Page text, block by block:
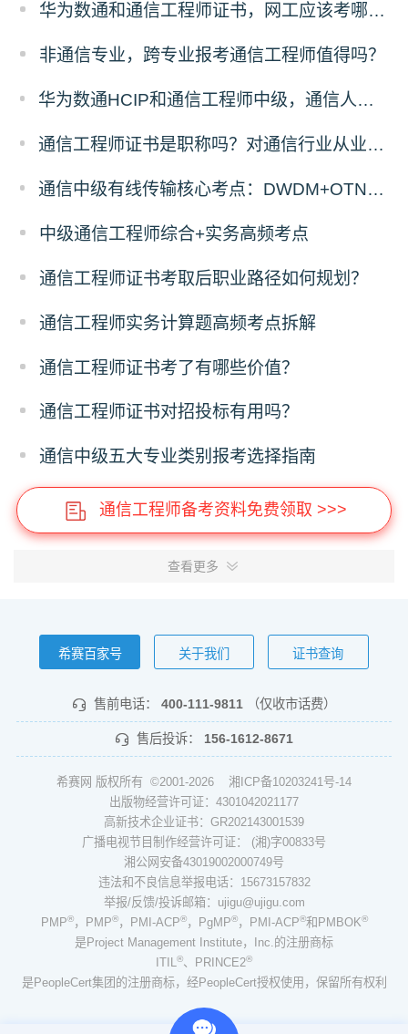
华为数通和通信工程师证书，网工应该考哪一个？
非通信专业，跨专业报考通信工程师值得吗？
华为数通HCIP和通信工程师中级，通信人优先考哪个？
通信工程师证书是职称吗？对通信行业从业者有什么用
通信中级有线传输核心考点：DWDM+OTN原理与计算题答题拆解
中级通信工程师综合+实务高频考点
通信工程师证书考取后职业路径如何规划？
通信工程师实务计算题高频考点拆解
通信工程师证书考了有哪些价值？
通信工程师证书对招投标有用吗？
通信中级五大专业类别报考选择指南
通信工程师备考资料免费领取 >>>
查看更多
希赛百家号 关于我们 证书查询
售前电话： 400-111-9811 （仅收市话费）
售后投诉： 156-1612-8671
希赛网 版权所有 ©2001-2026 湘ICP备10203241号-14
出版物经营许可证：4301042021177
高新技术企业证书：GR202143001539
广播电视节目制作经营许可证： (湘)字00833号
湘公网安备43019002000749号
违法和不良信息举报电话：15673157832
举报/反馈/投诉邮箱：ujigu@ujigu.com
PMP®，PMP®，PMI-ACP®，PgMP®，PMI-ACP®和PMBOK®
是Project Management Institute，Inc.的注册商标
ITIL®、PRINCE2®
是PeopleCert集团的注册商标，经PeopleCert授权使用，保留所有权利